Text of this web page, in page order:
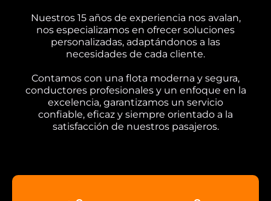
Nuestros 15 años de experiencia nos avalan,
nos especializamos en ofrecer soluciones
personalizadas, adaptándonos a las
necesidades de cada cliente.
Contamos con una flota moderna y segura,
conductores profesionales y un enfoque en la
excelencia, garantizamos un servicio
confiable, eficaz y siempre orientado a la
satisfacción de nuestros pasajeros.